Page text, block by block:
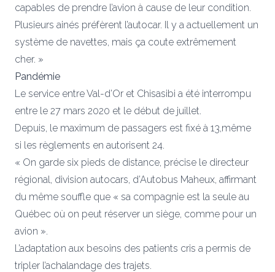
capables de prendre l’avion à cause de leur condition.
Plusieurs ainés préfèrent l’autocar. Il y a actuellement un
système de navettes, mais ça coute extrêmement
cher. »
Pandémie
Le service entre Val-d’Or et Chisasibi a été interrompu
entre le 27 mars 2020 et le début de juillet.
Depuis, le maximum de passagers est fixé à 13,même
si les règlements en autorisent 24.
« On garde six pieds de distance, précise le directeur
régional, division autocars, d’Autobus Maheux, affirmant
du même souffle que « sa compagnie est la seule au
Québec où on peut réserver un siège, comme pour un
avion ».
L’adaptation aux besoins des patients cris a permis de
tripler l’achalandage des trajets.